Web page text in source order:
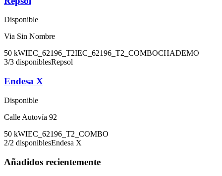
Disponible
Via Sin Nombre
50 kWIEC_62196_T2IEC_62196_T2_COMBOCHADEMO
3/3 disponiblesRepsol
Endesa X
Disponible
Calle Autovía 92
50 kWIEC_62196_T2_COMBO
2/2 disponiblesEndesa X
Añadidos recientemente